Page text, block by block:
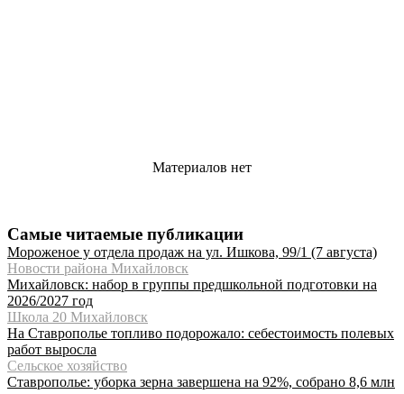
Материалов нет
Самые читаемые публикации
Мороженое у отдела продаж на ул. Ишкова, 99/1 (7 августа)
Новости района Михайловск
Михайловск: набор в группы предшкольной подготовки на
2026/2027 год
Школа 20 Михайловск
На Ставрополье топливо подорожало: себестоимость полевых
работ выросла
Сельское хозяйство
Ставрополье: уборка зерна завершена на 92%, собрано 8,6 млн